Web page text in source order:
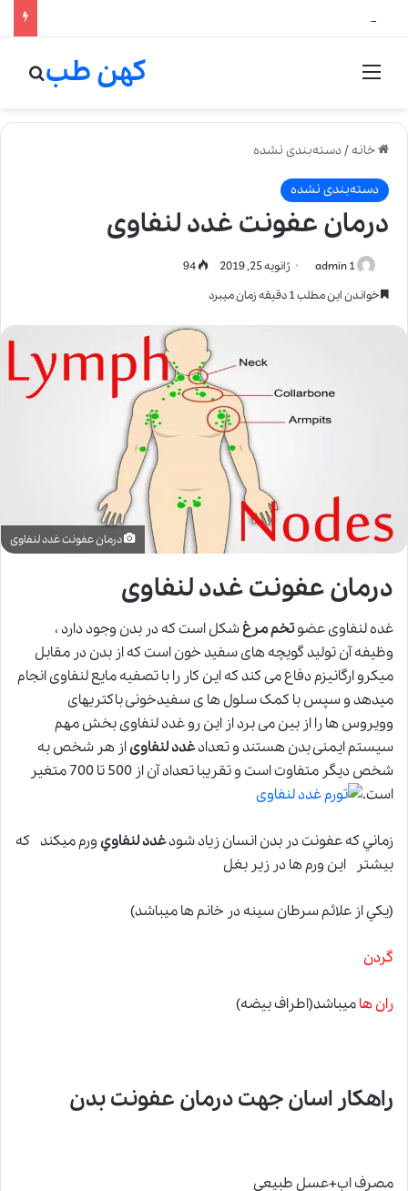
منو کهن طب
خانه/دسته‌بندی نشده
دسته‌بندی نشده
درمان عفونت غدد لنفاوی
admin 1 ژانویه 25, 2019
خواندن این مطلب 1 دقیقه زمان میبرد
درمان عفونت غدد لنفاوی
درمان عفونت غدد لنفاوی
غده لنفاوی عضوتخم مرغشکل است که در بدن وجود دارد ،
وظیفه آن تولید گویچه های سفید خون است که از بدن در مقابل
میکرو ارگانیزم دفاع می کند که این کار را با تصفیه مایع لنفاوی انجام
میدهد و سپس با کمک سلول ها ی سفیدخونی باکتریهای
وویروس ها را از بین می برد از این رو غدد لنفاوی بخش مهم
سیستم ایمنی بدن هستند و تعدادغدد لنفاویاز هر شخص به
شخص دیگر متفاوت است و تقریبا تعداد آن از 500 تا 700 متغیر
است.
زماني كه عفونت در بدن انسان زياد شودغدد لنفاوي ورم ميكند كه
بيشتر اين ورم ها در زير بغل
(يكي از علائم سرطان سينه در خانم ها ميباشد)
گردن
ران هاميباشد(اطراف بیضه)
راهكار اسان جهت درمان عفونت بدن
مصرف اب+عسل طبيعي